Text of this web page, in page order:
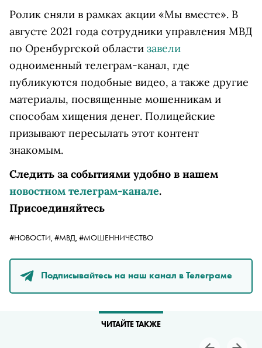
Ролик сняли в рамках акции «Мы вместе». В
августе 2021 года сотрудники управления МВД
по Оренбургской области завели
одноименный телеграм-канал, где
публикуются подобные видео, а также другие
материалы, посвященные мошенникам и
способам хищения денег. Полицейские
призывают пересылать этот контент
знакомым.
Следить за событиями удобно в нашем
новостном телеграм-канале.
Присоединяйтесь
#НОВОСТИ, #МВД, #МОШЕННИЧЕСТВО
Подписывайтесь на наш канал в Телеграме
ЧИТАЙТЕ ТАКЖЕ